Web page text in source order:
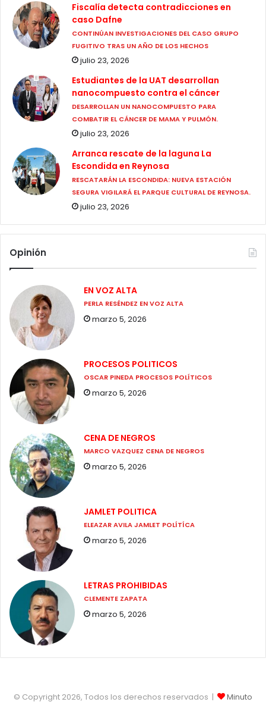
Fiscalía detecta contradicciones en
caso Dafne
CONTINÚAN INVESTIGACIONES DEL CASO GRUPO
FUGITIVO TRAS UN AÑO DE LOS HECHOS
julio 23, 2026
Estudiantes de la UAT desarrollan
nanocompuesto contra el cáncer
DESARROLLAN UN NANOCOMPUESTO PARA
COMBATIR EL CÁNCER DE MAMA Y PULMÓN.
julio 23, 2026
Arranca rescate de la laguna La
Escondida en Reynosa
RESCATARÁN LA ESCONDIDA: NUEVA ESTACIÓN
SEGURA VIGILARÁ EL PARQUE CULTURAL DE REYNOSA.
julio 23, 2026
Opinión
EN VOZ ALTA
PERLA RESÉNDEZ EN VOZ ALTA
marzo 5, 2026
PROCESOS POLITICOS
OSCAR PINEDA PROCESOS POLÍTICOS
marzo 5, 2026
CENA DE NEGROS
MARCO VAZQUEZ CENA DE NEGROS
marzo 5, 2026
JAMLET POLITICA
ELEAZAR AVILA JAMLET POLÍTÍCA
marzo 5, 2026
LETRAS PROHIBIDAS
CLEMENTE ZAPATA
marzo 5, 2026
© Copyright 2026, Todos los derechos reservados | Minuto